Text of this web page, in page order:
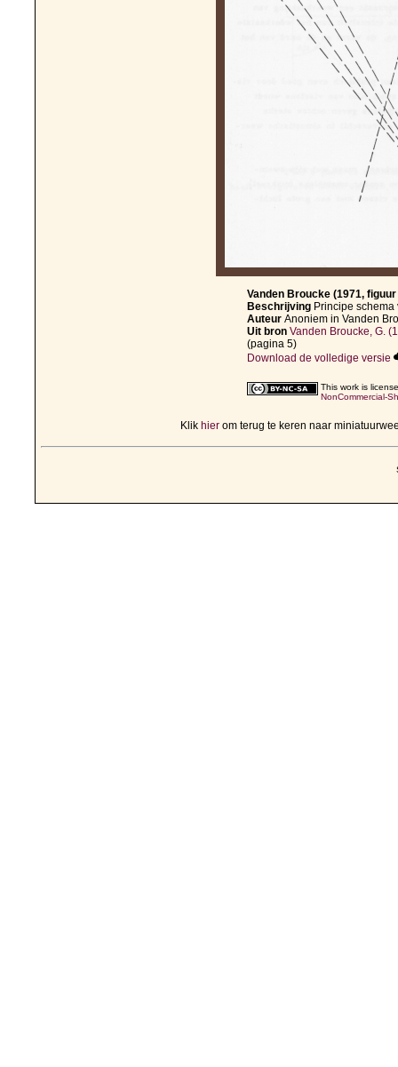
Vanden Broucke (1971, figuur
Beschrijving Principe
Auteur Anoniem in Vanden
Uit bron Vanden Broucke, G.
(pagina 5)
Download de volledige versie
This work is
NonCommercial-
Klik hier om terug te keren naar